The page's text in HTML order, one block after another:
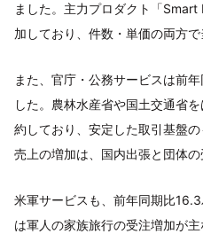
ました。主力プロダクト「
加しており、件数・単価の両方
また、官庁・公務サービスは前
した。農林水産省や国土交通省
約しており、安定した取引基盤の
売上の増加は、国内出張と団体の
米軍サービスも、前年同期比
は軍人の家族旅行の受注増加が主